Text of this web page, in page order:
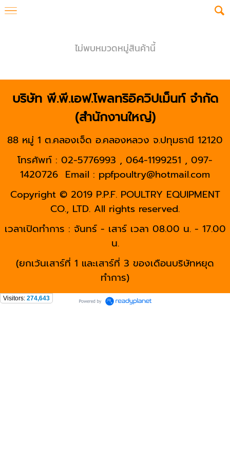
ไม่พบหมวดหมู่สินค้านี้
บริษัท พี.พี.เอฟ.โพลทริอิควิปเม็นท์ จำกัด
(สำนักงานใหญ่)
88 หมู่ 1 ต.คลองเจ็ด อ.คลองหลวง จ.ปทุมธานี 12120
โทรศัพท์ : 02-5776993 , 064-1199251 , 097-
1420726 Email : ppfpoultry@hotmail.com
Copyright © 2019 P.P.F. POULTRY EQUIPMENT
CO., LTD. All rights reserved.
เวลาเปิดทำการ : จันทร์ - เสาร์ เวลา 08.00 น. - 17.00
น.
(ยกเว้นเสาร์ที่ 1 และเสาร์ที่ 3 ของเดือนบริษัทหยุด
ทำการ)
Visitors: 274,643